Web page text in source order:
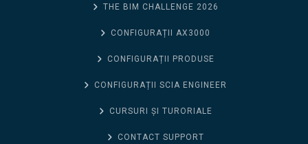
THE BIM CHALLENGE 2026
CONFIGURAȚII AX3000
CONFIGURAȚII PRODUSE
CONFIGURAȚII SCIA ENGINEER
CURSURI ȘI TURORIALE
CONTACT SUPPORT